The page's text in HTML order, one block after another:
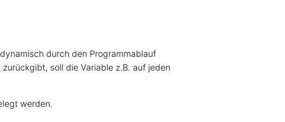
durch den Programmablauf
soll die Variable z.B. auf jeden
werden.